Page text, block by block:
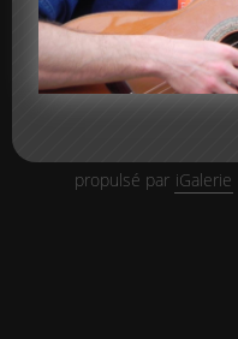
propulsé par iGalerie